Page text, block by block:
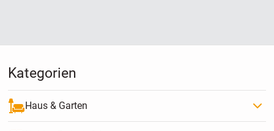
Kategorien
Haus & Garten